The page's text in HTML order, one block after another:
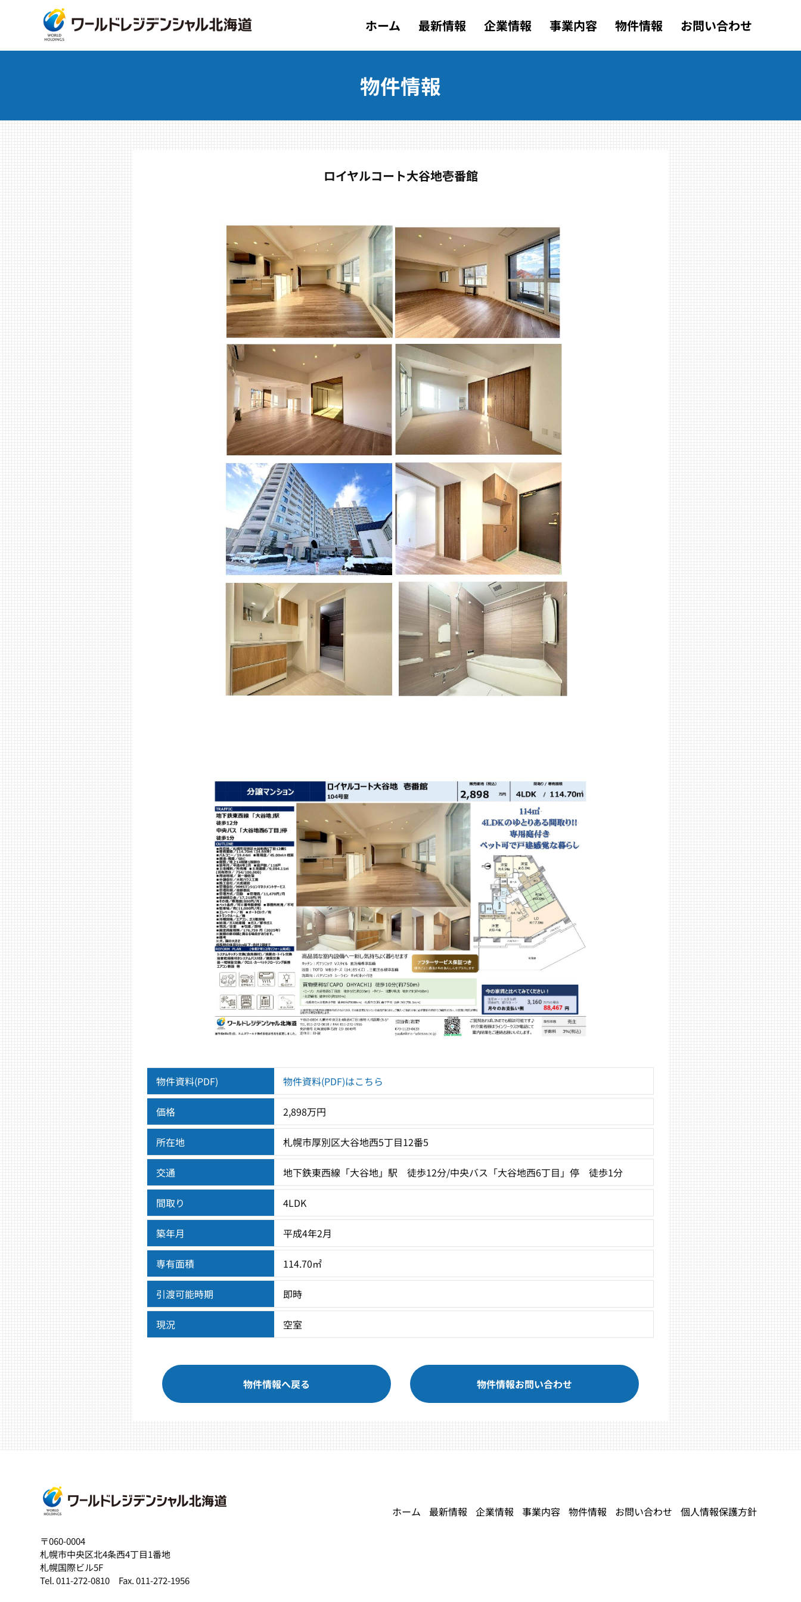
ホーム 最新情報 企業情報 事業内容 物件情報 お問い合わせ
物件情報
ロイヤルコート大谷地壱番館
物件資料(PDF) 物件資料(PDF)はこちら
価格 2,898万円
所在地 札幌市厚別区大谷地西5丁目12番5
交通 地下鉄東西線「大谷地」駅 徒歩12分/中央バス「大谷地西6丁目」停 徒歩1分
間取り 4LDK
築年月 平成4年2月
専有面積 114.70㎡
引渡可能時期 即時
現況 空室
物件情報へ戻る 物件情報お問い合わせ
〒060-0004
札幌市中央区北4条西4丁目1番地
札幌国際ビル5F
Tel. 011-272-0810 Fax. 011-272-1956
ホーム 最新情報 企業情報 事業内容 物件情報 お問い合わせ 個人情報保護方針